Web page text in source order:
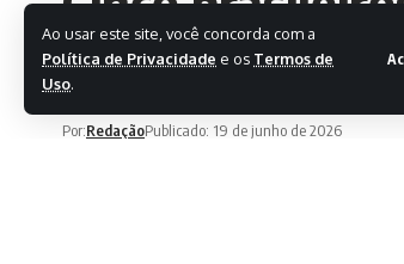
Ao usar este site, você concorda com a
Política de Privacidade e os Termos de
Uso.
WSL
Por:RedaçãoPublicado: 19 de junho de 2026